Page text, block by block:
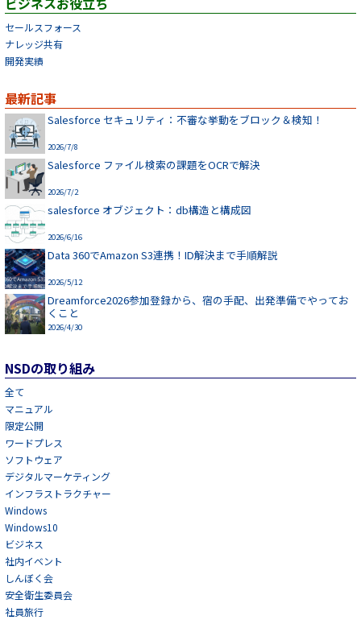
セールスフォース
ナレッジ共有
開発実績
最新記事
Salesforce セキュリティ：不審な挙動をブロック＆検知！
2026/7/8
Salesforce ファイル検索の課題をOCRで解決
2026/7/2
salesforce オブジェクト：db構造と構成図
2026/6/16
Data 360でAmazon S3連携！ID解決まで手順解説
2026/5/12
Dreamforce2026参加登録から、宿の手配、出発準備でやってお
くこと
2026/4/30
NSDの取り組み
全て
マニュアル
限定公開
ワードプレス
ソフトウェア
デジタルマーケティング
インフラストラクチャー
Windows
Windows10
ビジネス
社内イベント
しんぼく会
安全衛生委員会
社員旅行